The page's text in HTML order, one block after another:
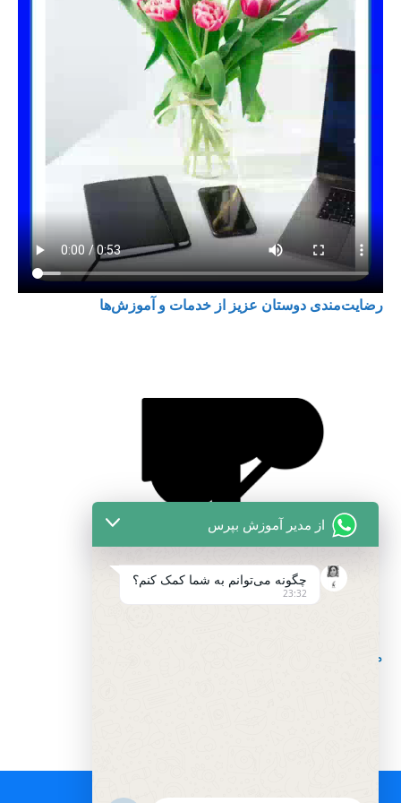
رضایت‌مندی دوستان عزیز از خدمات و آموزش‌ها
مطالب آموزشی و خواندنی
از مدیر آموزش بپرس
چگونه می‌توانم به شما کمک کنم؟
23:32